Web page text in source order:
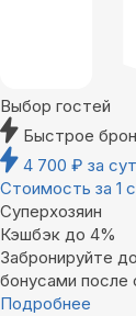
Выбор гостей
Быстрое
4 700 ₽ за
Стоимость за 1
Суперхозяин
Кэшбэк до 4%
Забронируйте
бонусами после
Подробнее